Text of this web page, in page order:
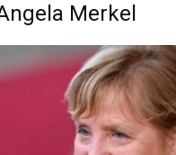
Merkel